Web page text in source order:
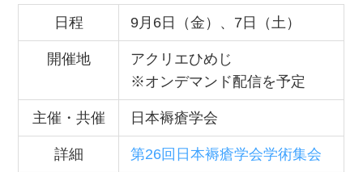
日程 9月6日（金）、7日（土）
開催地
アクリエひめじ
※オンデマンド配信を予定
主催・共催 日本褥瘡学会
詳細 第26回日本褥瘡学会学術集会